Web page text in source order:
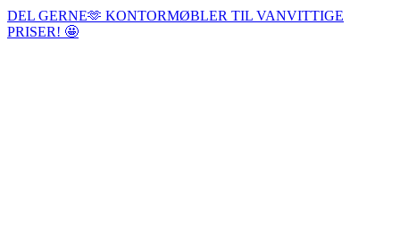
DEL GERNE🫶 KONTORMØBLER TIL VANVITTIGE
PRISER! 🤩